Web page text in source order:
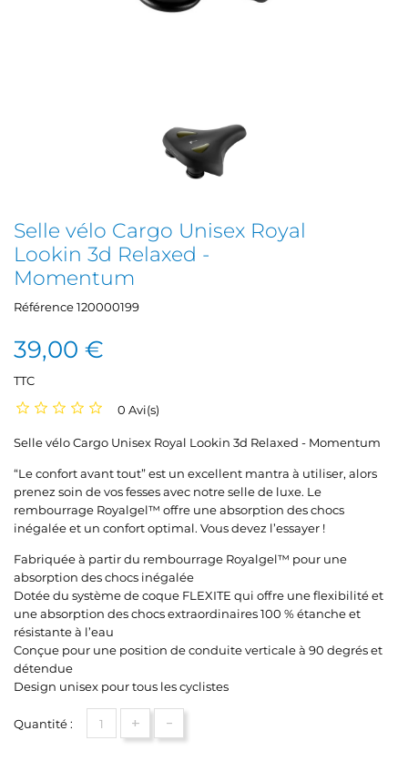
Selle vélo Cargo Unisex Royal
Lookin 3d Relaxed -
Momentum
Référence120000199
39,00 €
TTC
0 Avi(s)
Selle vélo Cargo Unisex Royal Lookin 3d Relaxed - Momentum
“Le confort avant tout” est un excellent mantra à utiliser, alors
prenez soin de vos fesses avec notre selle de luxe. Le
rembourrage Royalgel™ offre une absorption des chocs
inégalée et un confort optimal. Vous devez l’essayer !
Fabriquée à partir du rembourrage Royalgel™ pour une
absorption des chocs inégalée
Dotée du système de coque FLEXITE qui offre une flexibilité et
une absorption des chocs extraordinaires 100 % étanche et
résistante à l’eau
Conçue pour une position de conduite verticale à 90 degrés et
détendue
Design unisex pour tous les cyclistes
Quantité : + -